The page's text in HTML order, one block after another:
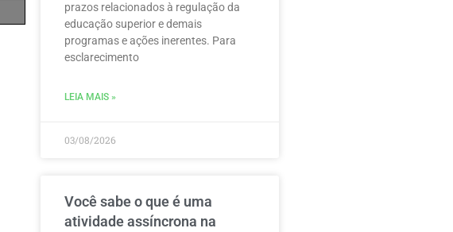
prazos relacionados à regulação da
educação superior e demais
programas e ações inerentes. Para
esclarecimento
LEIA MAIS »
03/08/2026
Você sabe o que é uma
atividade assíncrona na